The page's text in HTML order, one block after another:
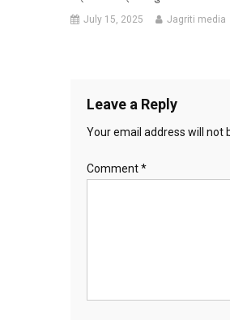
July 15, 2025 Jagriti media
Leave a Reply
Your email address will not
Comment*